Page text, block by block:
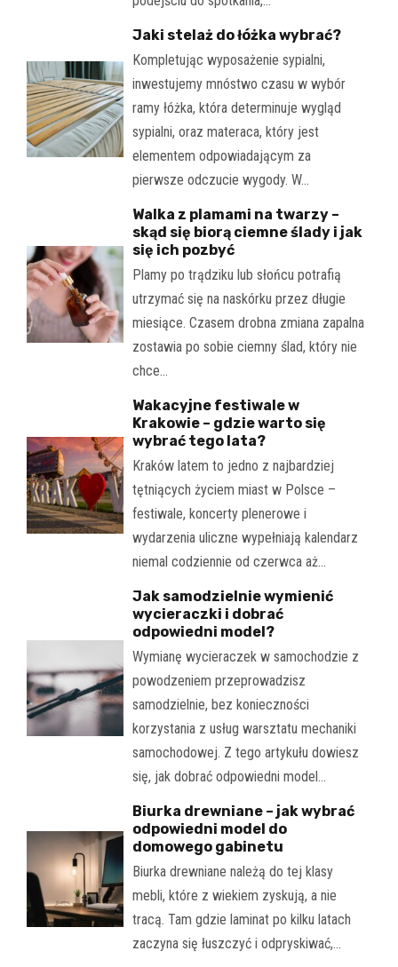
Jaki stelaż do łóżka wybrać?
Kompletując wyposażenie sypialni,
inwestujemy mnóstwo czasu w wybór
ramy łóżka, która determinuje wygląd
sypialni, oraz materaca, który jest
elementem odpowiadającym za
pierwsze odczucie wygody. W…
Walka z plamami na twarzy –
skąd się biorą ciemne ślady i jak
się ich pozbyć
Plamy po trądziku lub słońcu potrafią
utrzymać się na naskórku przez długie
miesiące. Czasem drobna zmiana zapalna
zostawia po sobie ciemny ślad, który nie
chce…
Wakacyjne festiwale w
Krakowie – gdzie warto się
wybrać tego lata?
Kraków latem to jedno z najbardziej
tętniących życiem miast w Polsce –
festiwale, koncerty plenerowe i
wydarzenia uliczne wypełniają kalendarz
niemal codziennie od czerwca aż…
Jak samodzielnie wymienić
wycieraczki i dobrać
odpowiedni model?
Wymianę wycieraczek w samochodzie z
powodzeniem przeprowadzisz
samodzielnie, bez konieczności
korzystania z usług warsztatu mechaniki
samochodowej. Z tego artykułu dowiesz
się, jak dobrać odpowiedni model…
Biurka drewniane – jak wybrać
odpowiedni model do
domowego gabinetu
Biurka drewniane należą do tej klasy
mebli, które z wiekiem zyskują, a nie
tracą. Tam gdzie laminat po kilku latach
zaczyna się łuszczyć i odpryskiwać,…